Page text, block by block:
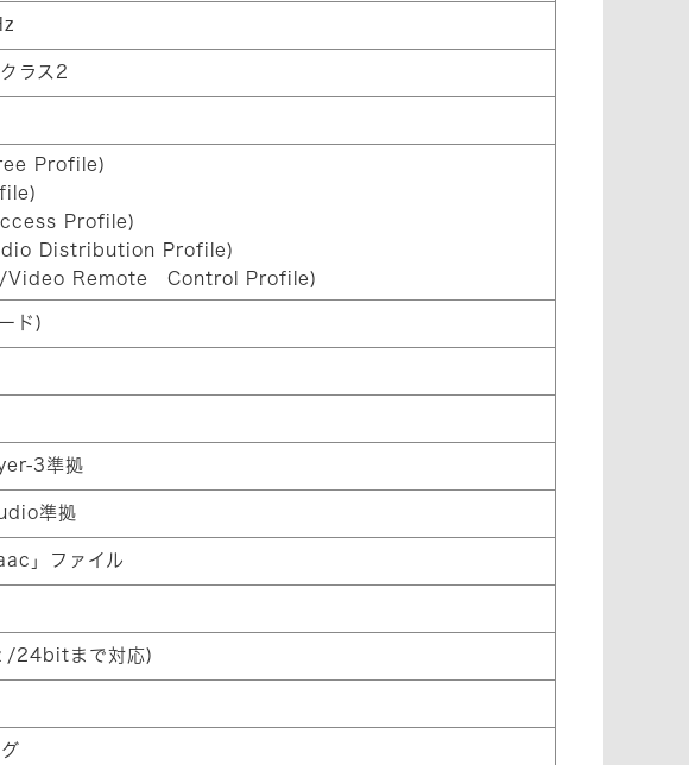
ラス2
Profile)
Profile)
Distribution Profile)
Video Remote Control Profile)
ド)
3準拠
準拠
」ファイル
/24bitまで対応)